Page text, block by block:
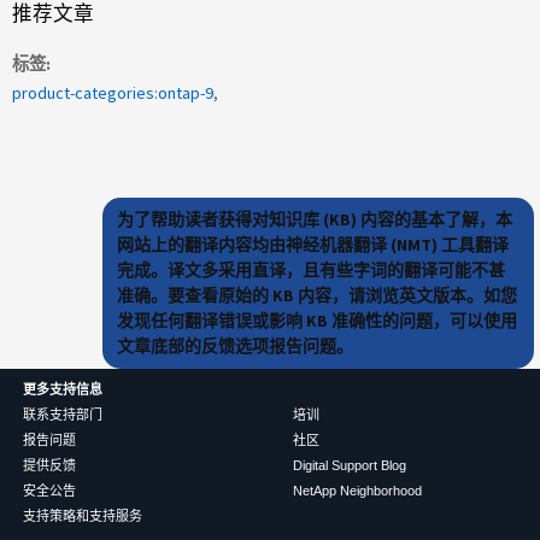
推荐文章
标签
product-categories:ontap-9
为了帮助读者获得对知识库 (KB) 内容的基本了解，本
网站上的翻译内容均由神经机器翻译 (NMT) 工具翻译
完成。译文多采用直译，且有些字词的翻译可能不甚
准确。要查看原始的 KB 内容，请浏览英文版本。如您
发现任何翻译错误或影响 KB 准确性的问题，可以使用
文章底部的反馈选项报告问题。
更多支持信息
联系支持部门
报告问题
提供反馈
安全公告
支持策略和支持服务
培训
社区
Digital Support Blog
NetApp Neighborhood